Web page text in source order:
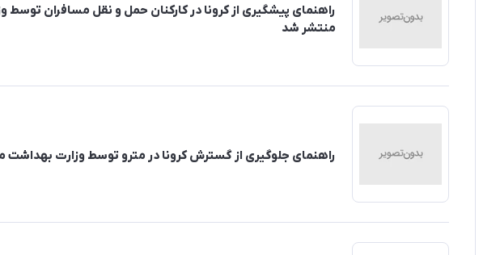
راهنمای پیشگیری از کرونا در کارکنان حمل و نقل مسافران توسط
منتشر شد
راهنمای جلوگیری از گسترش کرونا در مترو توسط وزارت